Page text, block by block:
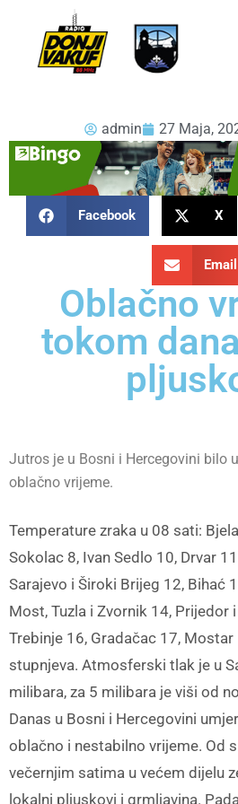
admin 27 Maja,
Facebook X
Email
Oblačno
tokom
Jutros je u Bosni i Hercegovini bilo
oblačno vrijeme.
Temperature zraka u 08 sati:
Sokolac 8, Ivan Sedlo 10, Drvar
Sarajevo i Široki Brijeg 12, Bihać
Most, Tuzla i Zvornik 14, Prijedor
Trebinje 16, Gradačac 17, Mostar
stupnjeva. Atmosferski tlak je u
milibara, za 5 milibara je viši od
Danas u Bosni i Hercegovini
oblačno i nestabilno vrijeme. Od
večernjim satima u većem dijelu
lokalni pljuskovi i grmljavina.